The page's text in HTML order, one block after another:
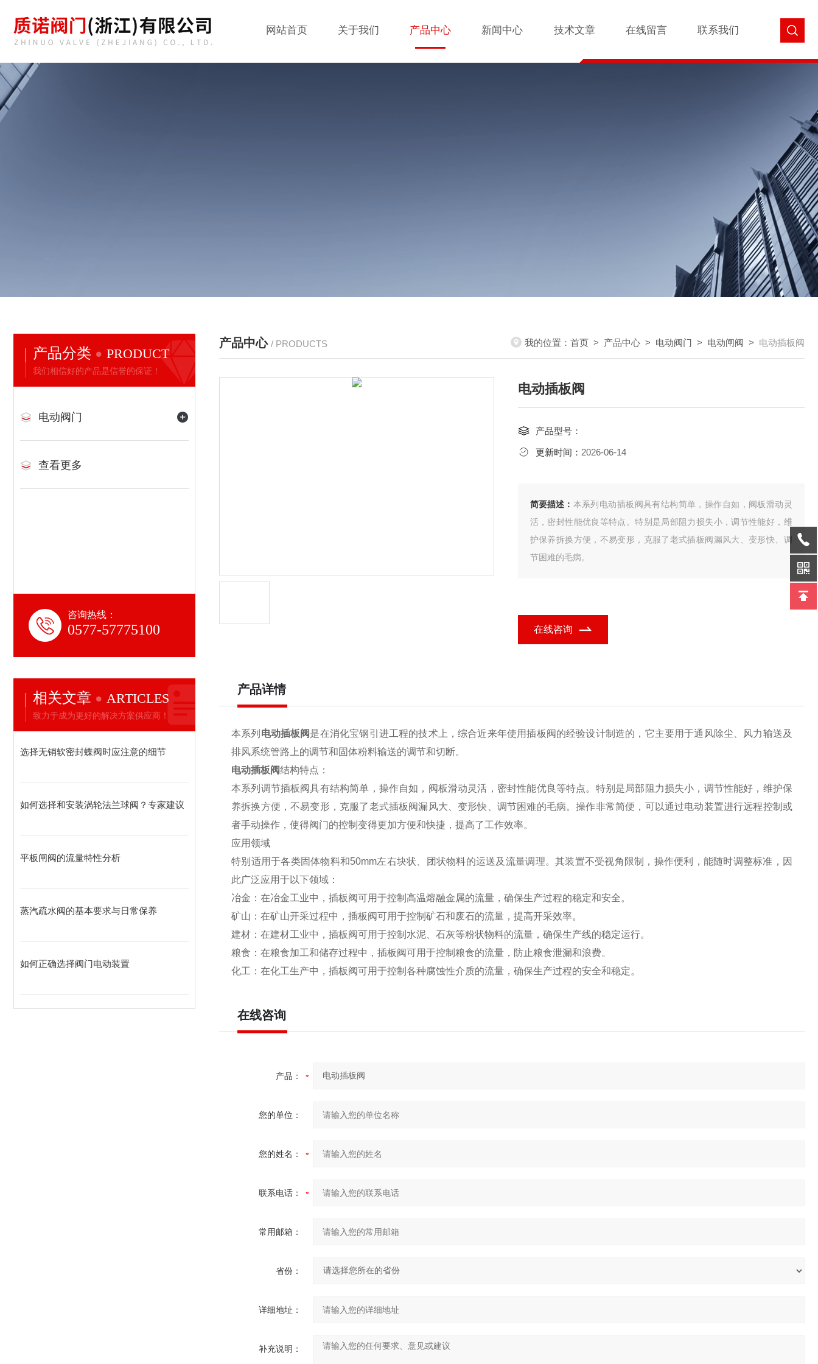
网站首页 关于我们 产品中心 新闻中心 技术文章 在线留言 联系我们
产品分类 PRODUCT
我们相信好的产品是信誉的保证！
电动阀门
查看更多
咨询热线：
0577-57775100
相关文章 ARTICLES
致力于成为更好的解决方案供应商！
选择无销软密封蝶阀时应注意的细节
如何选择和安装涡轮法兰球阀？专家建议
平板闸阀的流量特性分析
蒸汽疏水阀的基本要求与日常保养
如何正确选择阀门电动装置
产品中心 / PRODUCTS 我的位置： 首页 > 产品中心 > 电动阀门 > 电动闸阀 > 电动插板阀
电动插板阀
产品型号：
更新时间： 2026-06-14
简要描述： 本系列电动插板阀具有结构简单，操作自如，阀板滑动灵
活，密封性能优良等特点。特别是局部阻力损失小，调节性能好，维
护保养拆换方便，不易变形，克服了老式插板阀漏风大、变形快、调
节困难的毛病。
在线咨询
产品详情
本系列 电动插板阀是在消化宝钢引进工程的技术上，综合近来年使用插板阀的经验设计制造的，它主要用于通风除尘、风力输送及
排风系统管路上的调节和固体粉料输送的调节和切断。
电动插板阀结构特点：
本系列调节插板阀具有结构简单，操作自如，阀板滑动灵活，密封性能优良等特点。特别是局部阻力损失小，调节性能好，维护保
养拆换方便，不易变形，克服了老式插板阀漏风大、变形快、调节困难的毛病。操作非常简便，可以通过电动装置进行远程控制或
者手动操作，使得阀门的控制变得更加方便和快捷，提高了工作效率。
应用领域
特别适用于各类固体物料和50mm左右块状、团状物料的运送及流量调理。其装置不受视角限制，操作便利，能随时调整标准，因
此广泛应用于以下领域：
冶金：在冶金工业中，插板阀可用于控制高温熔融金属的流量，确保生产过程的稳定和安全。
矿山：在矿山开采过程中，插板阀可用于控制矿石和废石的流量，提高开采效率。
建材：在建材工业中，插板阀可用于控制水泥、石灰等粉状物料的流量，确保生产线的稳定运行。
粮食：在粮食加工和储存过程中，插板阀可用于控制粮食的流量，防止粮食泄漏和浪费。
化工：在化工生产中，插板阀可用于控制各种腐蚀性介质的流量，确保生产过程的安全和稳定。
在线咨询
产品：
您的单位：
您的姓名：
联系电话：
常用邮箱：
省份：
详细地址：
补充说明：